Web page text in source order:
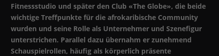
Fitnessstudio und später den Club «The Globe», die beide
wichtige Treffpunkte für die afrokaribische Community
wurden und seine Rolle als Unternehmer und Szenefigur
unterstrichen. Parallel dazu übernahm er zunehmend
Schauspielrollen, häufig als körperlich präsente